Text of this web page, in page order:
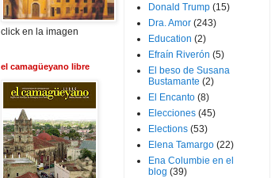
click en la imagen
el camagüeyano libre
Donald Trump (15)
Dra. Amor (243)
Education (2)
Efraín Riverón (5)
El beso de Susana
Bustamante (2)
El Encanto (8)
Elecciones (45)
Elections (53)
Elena Tamargo (22)
Ena Columbie en el
blog (39)